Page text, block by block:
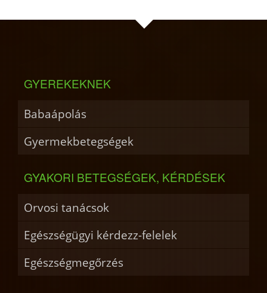
GYEREKEKNEK
Babaápolás
Gyermekbetegségek
GYAKORI BETEGSÉGEK, KÉRDÉSEK
Orvosi tanácsok
Egészségügyi kérdezz-felelek
Egészségmegőrzés